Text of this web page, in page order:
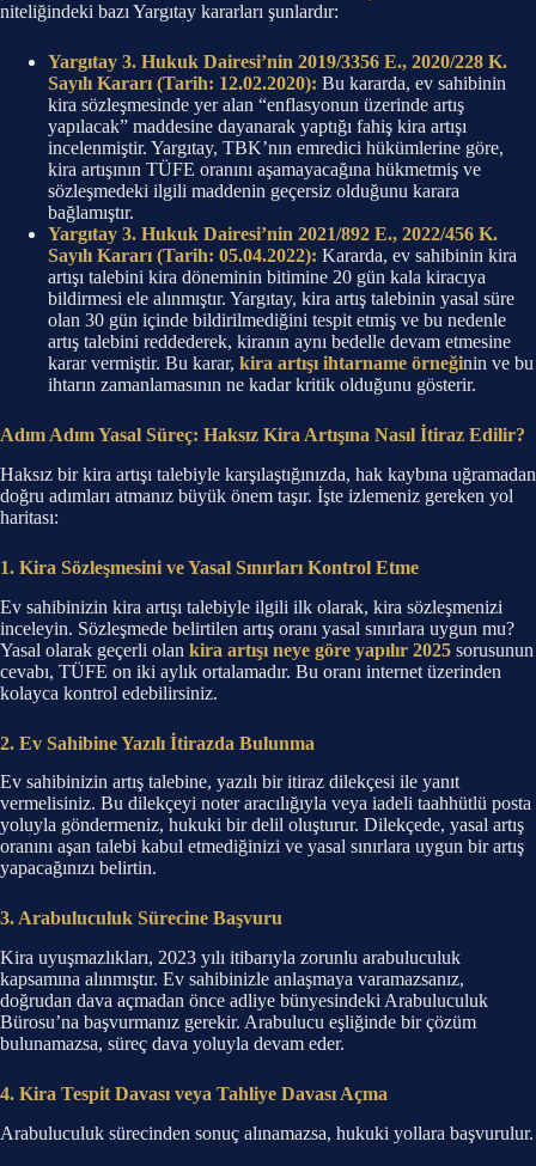
niteliğindeki bazı Yargıtay kararları şunlardır:
Yargıtay 3. Hukuk Dairesi’nin 2019/3356 E., 2020/228 K.
Sayılı Kararı (Tarih: 12.02.2020): Bu kararda, ev sahibinin
kira sözleşmesinde yer alan “enflasyonun üzerinde artış
yapılacak” maddesine dayanarak yaptığı fahiş kira artışı
incelenmiştir. Yargıtay, TBK’nın emredici hükümlerine göre,
kira artışının TÜFE oranını aşamayacağına hükmetmiş ve
sözleşmedeki ilgili maddenin geçersiz olduğunu karara
bağlamıştır.
Yargıtay 3. Hukuk Dairesi’nin 2021/892 E., 2022/456 K.
Sayılı Kararı (Tarih: 05.04.2022): Kararda, ev sahibinin kira
artışı talebini kira döneminin bitimine 20 gün kala kiracıya
bildirmesi ele alınmıştır. Yargıtay, kira artış talebinin yasal süre
olan 30 gün içinde bildirilmediğini tespit etmiş ve bu nedenle
artış talebini reddederek, kiranın aynı bedelle devam etmesine
karar vermiştir. Bu karar, kira artışı ihtarname örneğinin ve bu
ihtarın zamanlamasının ne kadar kritik olduğunu gösterir.
Adım Adım Yasal Süreç: Haksız Kira Artışına Nasıl İtiraz Edilir?
Haksız bir kira artışı talebiyle karşılaştığınızda, hak kaybına uğramadan
doğru adımları atmanız büyük önem taşır. İşte izlemeniz gereken yol
haritası:
1. Kira Sözleşmesini ve Yasal Sınırları Kontrol Etme
Ev sahibinizin kira artışı talebiyle ilgili ilk olarak, kira sözleşmenizi
inceleyin. Sözleşmede belirtilen artış oranı yasal sınırlara uygun mu?
Yasal olarak geçerli olan kira artışı neye göre yapılır 2025 sorusunun
cevabı, TÜFE on iki aylık ortalamadır. Bu oranı internet üzerinden
kolayca kontrol edebilirsiniz.
2. Ev Sahibine Yazılı İtirazda Bulunma
Ev sahibinizin artış talebine, yazılı bir itiraz dilekçesi ile yanıt
vermelisiniz. Bu dilekçeyi noter aracılığıyla veya iadeli taahhütlü posta
yoluyla göndermeniz, hukuki bir delil oluşturur. Dilekçede, yasal artış
oranını aşan talebi kabul etmediğinizi ve yasal sınırlara uygun bir artış
yapacağınızı belirtin.
3. Arabuluculuk Sürecine Başvuru
Kira uyuşmazlıkları, 2023 yılı itibarıyla zorunlu arabuluculuk
kapsamına alınmıştır. Ev sahibinizle anlaşmaya varamazsanız,
doğrudan dava açmadan önce adliye bünyesindeki Arabuluculuk
Bürosu’na başvurmanız gerekir. Arabulucu eşliğinde bir çözüm
bulunamazsa, süreç dava yoluyla devam eder.
4. Kira Tespit Davası veya Tahliye Davası Açma
Arabuluculuk sürecinden sonuç alınamazsa, hukuki yollara başvurulur.